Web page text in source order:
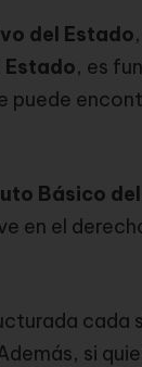
del Estado,
, es
puede
Básico
en el
cada
si